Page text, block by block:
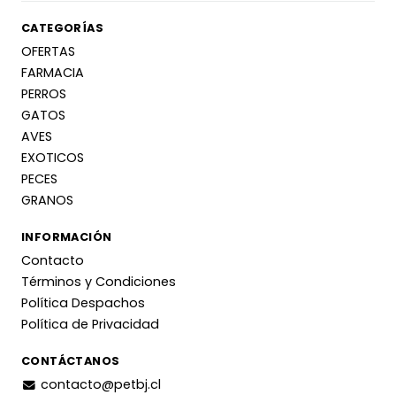
CATEGORÍAS
OFERTAS
FARMACIA
PERROS
GATOS
AVES
EXOTICOS
PECES
GRANOS
INFORMACIÓN
Contacto
Términos y Condiciones
Política Despachos
Política de Privacidad
CONTÁCTANOS
contacto@petbj.cl